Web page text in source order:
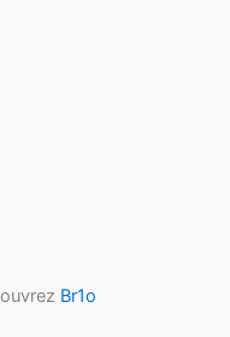
Br1o